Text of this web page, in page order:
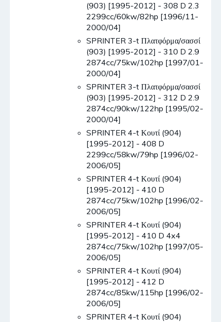
(903) [1995-2012] - 308 D 2.3
2299cc/60kw/82hp [1996/11-
2000/04]
SPRINTER 3-t Πλατφόρμα/σασσί
(903) [1995-2012] - 310 D 2.9
2874cc/75kw/102hp [1997/01-
2000/04]
SPRINTER 3-t Πλατφόρμα/σασσί
(903) [1995-2012] - 312 D 2.9
2874cc/90kw/122hp [1995/02-
2000/04]
SPRINTER 4-t Κουτί (904)
[1995-2012] - 408 D
2299cc/58kw/79hp [1996/02-
2006/05]
SPRINTER 4-t Κουτί (904)
[1995-2012] - 410 D
2874cc/75kw/102hp [1996/02-
2006/05]
SPRINTER 4-t Κουτί (904)
[1995-2012] - 410 D 4x4
2874cc/75kw/102hp [1997/05-
2006/05]
SPRINTER 4-t Κουτί (904)
[1995-2012] - 412 D
2874cc/85kw/115hp [1996/02-
2006/05]
SPRINTER 4-t Κουτί (904)